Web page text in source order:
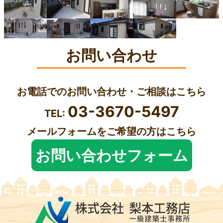
お問い合わせ
お電話でのお問い合わせ・ご相談はこちら
TEL: 03-3670-5497
メールフォームをご希望の方はこちら
お問い合わせフォーム